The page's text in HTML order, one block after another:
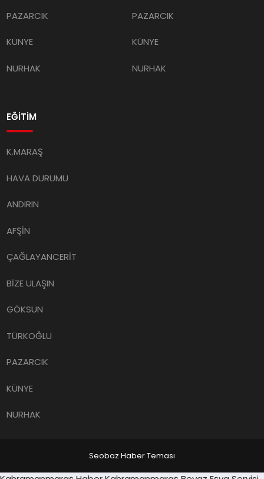
PAZARCIK
KÜNYE
NURHAK
PAZARCIK
KÜNYE
NURHAK
EĞİTİM
K.MARAŞ
HAVA DURUMU
ANDIRIN
AFŞİN
ÇAĞLAYANCERİT
BİZE ULAŞIN
GÖKSUN
TÜRKOĞLU
PAZARCIK
KÜNYE
NURHAK
Seobaz Haber Teması